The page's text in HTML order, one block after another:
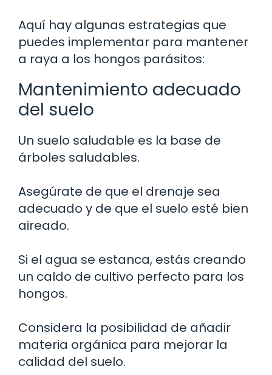
Aquí hay algunas estrategias que
puedes implementar para mantener
a raya a los hongos parásitos:
Mantenimiento adecuado
del suelo
Un suelo saludable es la base de
árboles saludables.
Asegúrate de que el drenaje sea
adecuado y de que el suelo esté bien
aireado.
Si el agua se estanca, estás creando
un caldo de cultivo perfecto para los
hongos.
Considera la posibilidad de añadir
materia orgánica para mejorar la
calidad del suelo.